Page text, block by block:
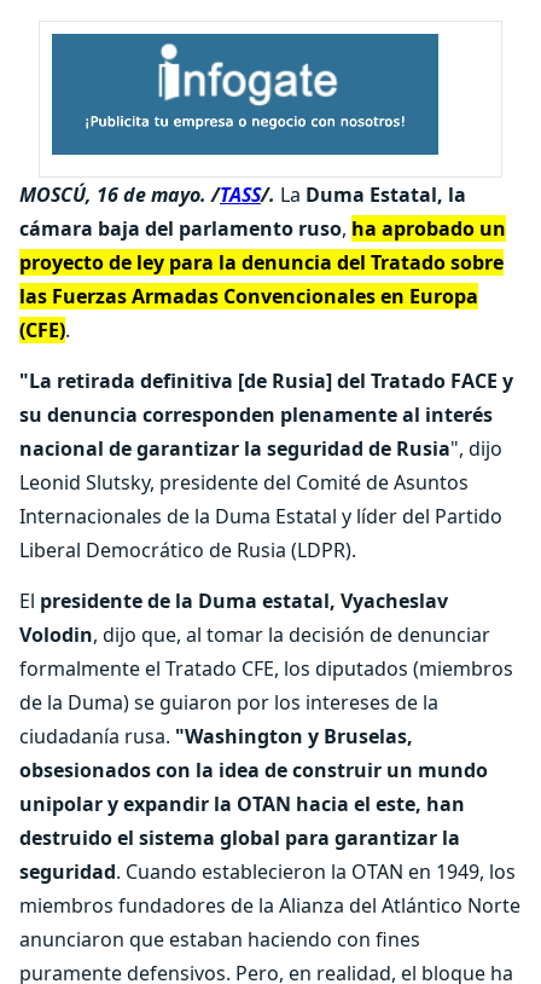
MOSCÚ, 16 de mayo. /TASS/. La Duma Estatal, la
cámara baja del parlamento ruso, ha aprobado un
proyecto de ley para la denuncia del Tratado sobre
las Fuerzas Armadas Convencionales en Europa
(CFE).
"La retirada definitiva [de Rusia] del Tratado FACE y
su denuncia corresponden plenamente al interés
nacional de garantizar la seguridad de Rusia", dijo
Leonid Slutsky, presidente del Comité de Asuntos
Internacionales de la Duma Estatal y líder del Partido
Liberal Democrático de Rusia (LDPR).
El presidente de la Duma estatal, Vyacheslav
Volodin, dijo que, al tomar la decisión de denunciar
formalmente el Tratado CFE, los diputados (miembros
de la Duma) se guiaron por los intereses de la
ciudadanía rusa. "Washington y Bruselas,
obsesionados con la idea de construir un mundo
unipolar y expandir la OTAN hacia el este, han
destruido el sistema global para garantizar la
seguridad. Cuando establecieron la OTAN en 1949, los
miembros fundadores de la Alianza del Atlántico Norte
anunciaron que estaban haciendo con fines
puramente defensivos. Pero, en realidad, el bloque ha